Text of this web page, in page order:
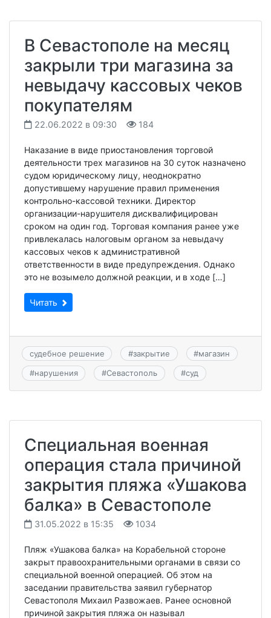
В Севастополе на месяц
закрыли три магазина за
невыдачу кассовых чеков
покупателям
22.06.2022 в 09:30 184
Наказание в виде приостановления торговой
деятельности трех магазинов на 30 суток назначено
судом юридическому лицу, неоднократно
допустившему нарушение правил применения
контрольно-кассовой техники. Директор
организации-нарушителя дисквалифицирован
сроком на один год. Торговая компания ранее уже
привлекалась налоговым органом за невыдачу
кассовых чеков к административной
ответственности в виде предупреждения. Однако
это не возымело должной реакции, и в ходе […]
Читать
судебное решение #закрытие #магазин
#нарушения #Севастополь #суд
Специальная военная
операция стала причиной
закрытия пляжа «Ушакова
балка» в Севастополе
31.05.2022 в 15:35 1034
Пляж «Ушакова балка» на Корабельной стороне
закрыт правоохранительными органами в связи со
специальной военной операцией. Об этом на
заседании правительства заявил губернатор
Севастополя Михаил Развожаев. Ранее основной
причиной закрытия пляжа он называл